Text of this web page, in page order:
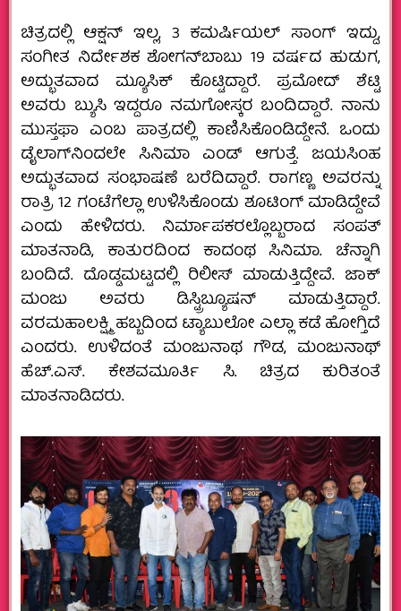
ಚಿತ್ರದಲ್ಲಿ ಆಕ್ಷನ್ ಇಲ್ಲ, 3 ಕಮರ್ಷಿಯಲ್ ಸಾಂಗ್ ಇದ್ದು,
ಸಂಗೀತ ನಿರ್ದೇಶಕ ಶೋಗನ್‌ಬಾಬು 19 ವರ್ಷದ ಹುಡುಗ,
ಅದ್ಭುತವಾದ ಮ್ಯೂಸಿಕ್ ಕೊಟ್ಟಿದ್ದಾರೆ. ಪ್ರಮೋದ್ ಶೆಟ್ಟಿ
ಅವರು ಬ್ಯುಸಿ ಇದ್ದರೂ ನಮಗೋಸ್ಕರ ಬಂದಿದ್ದಾರೆ. ನಾನು
ಮುಸ್ತಫಾ ಎಂಬ ಪಾತ್ರದಲ್ಲಿ ಕಾಣಿಸಿಕೊಂಡಿದ್ದೇನೆ. ಒಂದು
ಡೈಲಾಗ್‌ನಿಂದಲೇ ಸಿನಿಮಾ ಎಂಡ್ ಆಗುತ್ತೆ. ಜಯಸಿಂಹ
ಅದ್ಭುತವಾದ ಸಂಭಾಷಣೆ ಬರೆದಿದ್ದಾರೆ. ರಾಗಣ್ಣ ಅವರನ್ನು
ರಾತ್ರಿ 12 ಗಂಟೆಗೆಲ್ಲಾ ಉಳಿಸಿಕೊಂಡು ಶೂಟಿಂಗ್ ಮಾಡಿದ್ದೇವೆ
ಎಂದು ಹೇಳಿದರು. ನಿರ್ಮಾಪಕರಲ್ಲೊಬ್ಬರಾದ ಸಂಪತ್
ಮಾತನಾಡಿ, ಕಾತುರದಿಂದ ಕಾದಂಥ ಸಿನಿಮಾ. ಚೆನ್ನಾಗಿ
ಬಂದಿದೆ. ದೊಡ್ಡಮಟ್ಟದಲ್ಲಿ ರಿಲೀಸ್ ಮಾಡುತ್ತಿದ್ದೇವೆ. ಜಾಕ್
ಮಂಜು ಅವರು ಡಿಸ್ಟ್ರಿಬ್ಯೂಷನ್ ಮಾಡುತ್ತಿದ್ದಾರೆ.
ವರಮಹಾಲಕ್ಷ್ಮಿ ಹಬ್ಬದಿಂದ ಟ್ಯಾಬುಲೋ ಎಲ್ಲಾ ಕಡೆ ಹೋಗ್ತಿದೆ
ಎಂದರು. ಉಳಿದಂತೆ ಮಂಜುನಾಥ ಗೌಡ, ಮಂಜುನಾಥ್
ಹೆಚ್.ಎಸ್. ಕೇಶವಮೂರ್ತಿ ಸಿ. ಚಿತ್ರದ ಕುರಿತಂತೆ
ಮಾತನಾಡಿದರು.